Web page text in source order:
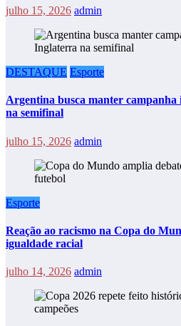
julho 15, 2026 admin
DESTAQUE Esporte
Argentina busca manter
na semifinal
julho 15, 2026 admin
Esporte
Reação ao racismo na Copa do
igualdade racial
julho 14, 2026 admin